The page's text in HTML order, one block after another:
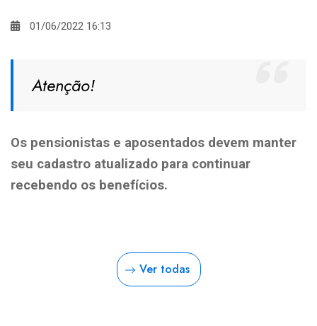
01/06/2022 16:13
Atenção!
Os pensionistas e aposentados devem manter
seu cadastro atualizado para continuar
recebendo os benefícios.
Ver todas